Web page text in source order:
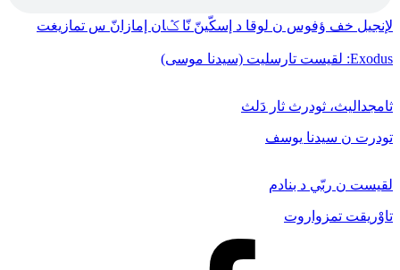
لإنجيل خف ﺅفوس ن لوقا د إسكّينّ نّا ݣان إمازانّ س تمازيغت
Exodus: لقيست تارسليت (سيدنا موسى)
ثامجداليث، ثودرث ثار دَلث
تودرت ن سيدنا يوسف
لقيست ن ربّي د بنادم
تاوْريقت تمزواروت